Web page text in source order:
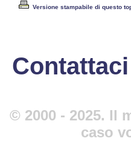
Versione stampabile di questo
Contattaci
© 2000 - 2025. Il
caso